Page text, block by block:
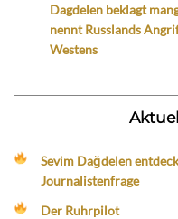
Dagdelen beklagt
nennt Russlands
Westens
Sevim Dağdelen
Journalistenfrage
Der Ruhrpilot